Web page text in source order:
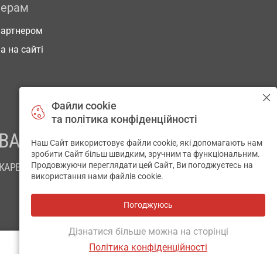
на сайті
ЗДОРОВ’Я
Файли cookie
та політика конфіденційності
Наш Сайт використовує файли cookie, які допомагають нам
зробити Сайт більш швидким, зручним та функціональним.
Продовжуючи переглядати цей Сайт, Ви погоджуєтесь на
використання нами файлів cookie.
Погоджуюсь
Дізнатися більше можна на сторінці
Політика конфіденційності
✕